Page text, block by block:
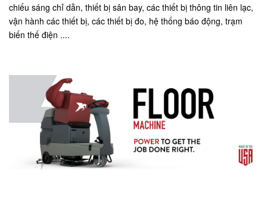
chiếu sáng chỉ dẫn, thiết bị sân bay, các thiết bị thông tin liên lạc,
vận hành các thiết bị, các thiết bị đo, hệ thống báo động, trạm
biến thế điện ....